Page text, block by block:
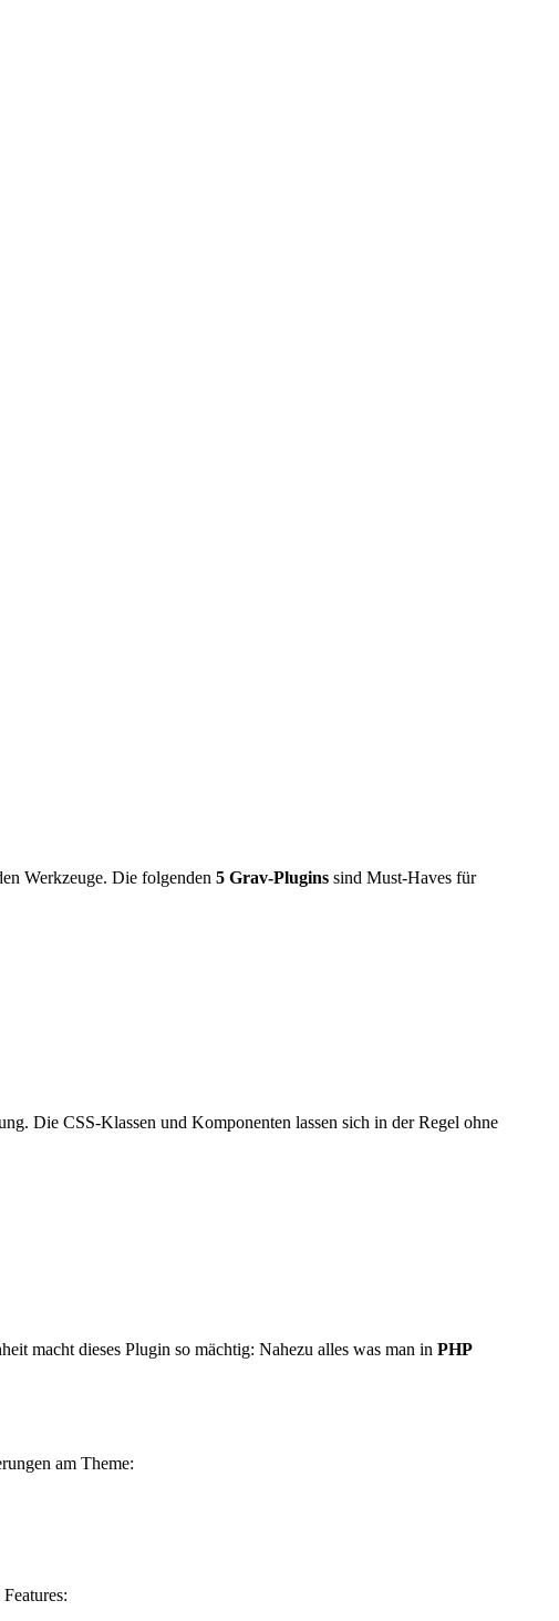
Werkzeuge. Die folgenden 5 Grav-Plugins sind Must-Haves für
Die CSS-Klassen und Komponenten lassen sich in der Regel ohne
macht dieses Plugin so mächtig: Nahezu alles was man in PHP
am Theme: